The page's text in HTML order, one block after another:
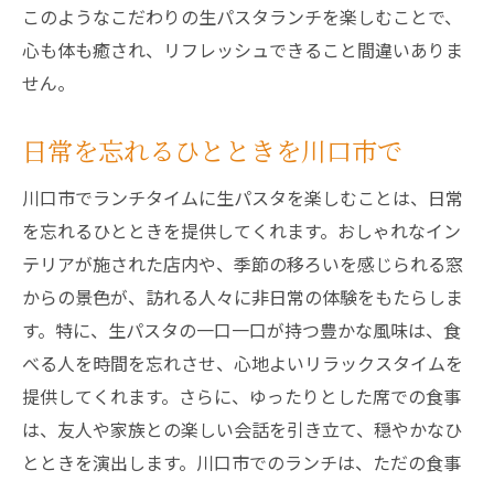
このようなこだわりの生パスタランチを楽しむことで、
心も体も癒され、リフレッシュできること間違いありま
せん。
日常を忘れるひとときを川口市で
川口市でランチタイムに生パスタを楽しむことは、日常
を忘れるひとときを提供してくれます。おしゃれなイン
テリアが施された店内や、季節の移ろいを感じられる窓
からの景色が、訪れる人々に非日常の体験をもたらしま
す。特に、生パスタの一口一口が持つ豊かな風味は、食
べる人を時間を忘れさせ、心地よいリラックスタイムを
提供してくれます。さらに、ゆったりとした席での食事
は、友人や家族との楽しい会話を引き立て、穏やかなひ
とときを演出します。川口市でのランチは、ただの食事